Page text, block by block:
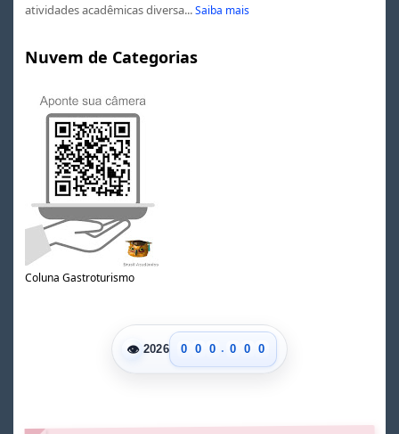
atividades acadêmicas diversa... Saiba mais
Nuvem de Categorias
Coluna Gastroturismo
👁 2026
0
1
0
1
0
1
. 0
1
0
1
0
1